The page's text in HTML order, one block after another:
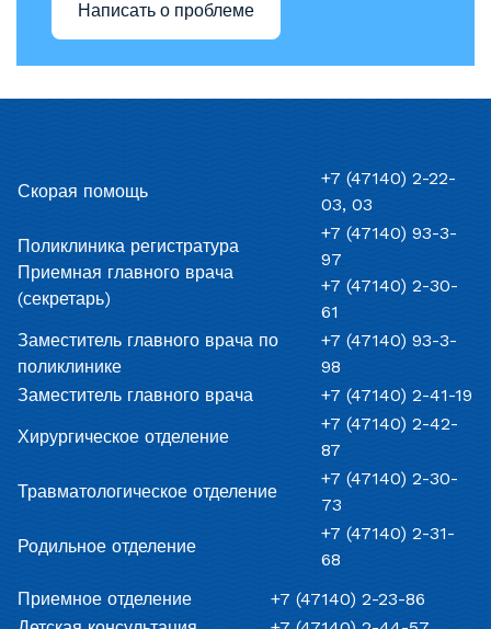
Написать о проблеме
Скорая помощь
+7 (47140) 2-22-
03, 03
Поликлиника регистратура
Приемная главного врача
(секретарь)
+7 (47140) 93-3-
97
+7 (47140) 2-30-
61
Заместитель главного врача по
поликлинике
+7 (47140) 93-3-
98
Заместитель главного врача
+7 (47140) 2-41-19
Хирургическое отделение
+7 (47140) 2-42-
87
Травматологическое отделение
+7 (47140) 2-30-
73
Родильное отделение
+7 (47140) 2-31-
68
Приемное отделение
+7 (47140) 2-23-86